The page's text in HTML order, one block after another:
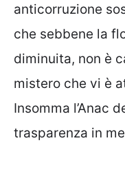
anticorruzione
che sebbene la
diminuita, non è
mistero che vi è
Insomma l’Anac
trasparenza in